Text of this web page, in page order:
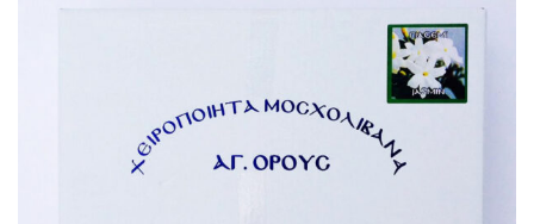
λίστα
επιθυμιών